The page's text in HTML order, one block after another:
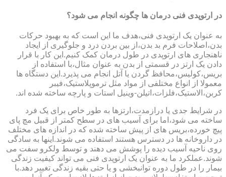
در ارتوپدی فنی درمان ها چگونه انجام می شود؟
به عنوان یک ارتوپدی فنی،هدف ما این است که به بهبود حرکات
بدن،اصلاحات فرم بد بدن،از بین بردن درد و جلوگیری از ایجاد
ناهنجاری های ارتوپدی در طول درمان کمک کنیم.این کار با قرار
دادن یک ارتز در قسمتی از بدن به عنوان مثال،با استفاده از
بریس،کولیس،محافظ گردن یا آتل انجام می پذیرد.این دستگاه ها
معمولا از انواع مختلفی از مواد مثل ترموپلاستیک،فیبر
کربن،الاستیک،فلزات،اتیلن-وینیل استات و پارچه ساخته شده اند.
در شرایط جدی یا درازمدت،ارتزها به طور خاص برای یک فرد
ساخته می شود،اما برای آسیب های در سطح کمتر از قبیل مچ پای
پیچ خورده،بریس های از پیش ساخته شده که در اندازه های مختلف
در داروخانه ها در دسترس هستند استفاده می شوند.اینها به سادگی
روی ناحیه آسیب دیده را پوشش می دهند و توسط ولکرو سفت می
شوند.عملکرد ما به عنوان یک ارتوپدی فنی می تواند کیفیت زندگی
بیمار را در طول دوره توانبخشی و یا حتی بقیه زندگی تغییر دهد.با